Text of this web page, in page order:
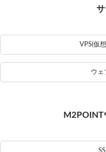
VPS(仮
ウェ
M2POINT